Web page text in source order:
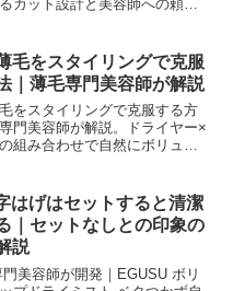
カット設計と美容師への頼み
毛をスタイリングで克服
｜薄毛専門美容師が解説
をスタイリングで克服する方
門美容師が解説。ドライヤー×
組み合わせで自然にボリュー
はげはセットすると清潔
｜セットなしとの印象の
説
門美容師が開発｜EGUSU ボリ